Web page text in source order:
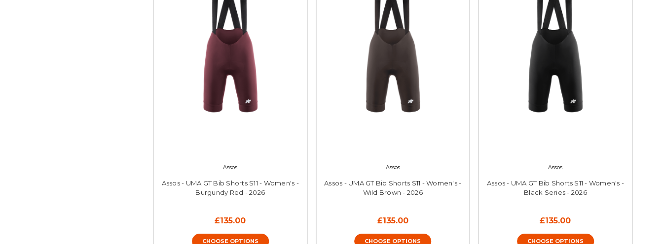
Assos
Assos - UMA GT Bib Shorts S11 - Women's -
Burgundy Red - 2026
£135.00
CHOOSE OPTIONS
Assos
Assos - UMA GT Bib Shorts S11 - Women's -
Wild Brown - 2026
£135.00
CHOOSE OPTIONS
Assos
Assos - UMA GT Bib Shorts S11 - Women's -
Black Series - 2026
£135.00
CHOOSE OPTIONS